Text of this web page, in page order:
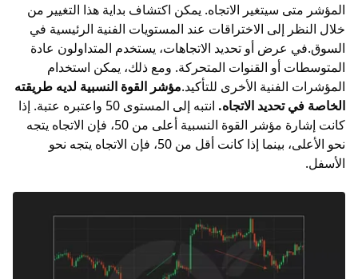
المؤشر متى سيتغير الاتجاه. يمكن اكتشاف بداية هذا التغيير من
خلال النظر إلى الاختراقات عند المستويات الفنية الرئيسية في
السوق.في عرض أو تحديد الاتجاهات، يستخدم المتداولون عادة
المتوسطات أو القنوات المتحركة. ومع ذلك، يمكن استخدام
المؤشرات الفنية الأخرى للتأكيد.مؤشر القوة النسبية لديه طريقته
الخاصة في تحديد الاتجاه.
انتبه إلى المستوى 50 واعتبره عتبة. إذا
كانت إشارة مؤشر القوة النسبية أعلى من 50، فإن الاتجاه يتجه
نحو الأعلى، بينما إذا كانت أقل من 50، فإن الاتجاه يتجه نحو
الأسفل.